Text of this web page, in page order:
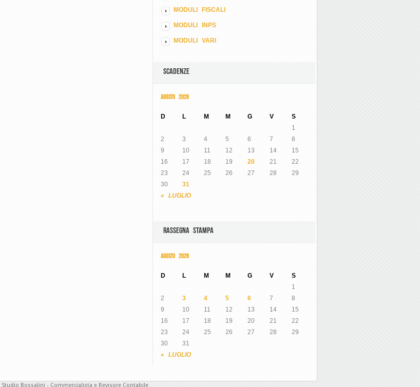
MODULI FISCALI
MODULI INPS
MODULI VARI
SCADENZE
AGOSTO 2026
D L M M G V S
« LUGLIO
1
2
3 4 5 6 7
8
9
10 11 12 13 14
15
16
17 18 19 20 21
22
23
24 25 26 27 28
29
30
31
RASSEGNA STAMPA
AGOSTO 2026
D L M M G V S
« LUGLIO
1
2
3 4 5 6 7
8
9
10 11 12 13 14
15
16
17 18 19 20 21
22
23
24 25 26 27 28
29
30
31
Studio Bossalini - Commercialista e Revisore Contabile